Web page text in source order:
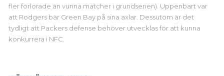
fler förlorade än vunna matcher i grundserien). Uppenbart var
att Rodgers bär Green Bay på sina axlar. Dessutom är det
tydligt att Packers defense behöver utvecklas för att kunna
konkurrera i NFC.